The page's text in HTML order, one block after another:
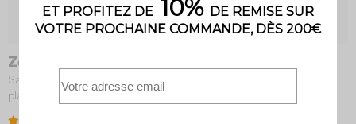
Zenzu
Salon de jardin d'angle bois 5
places coussins beige